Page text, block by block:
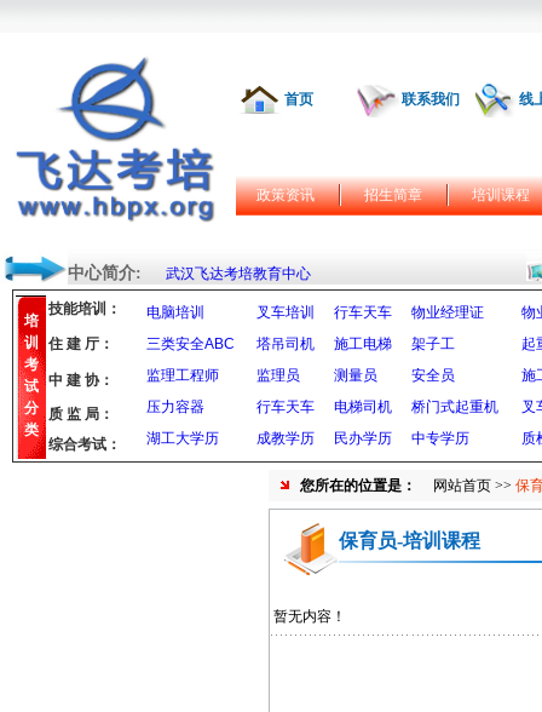
首页 联系我们 线
政策资讯 招生简章 培训课程
中心简介: 武汉飞达考培教育中心
培
训
考
试
分
类
技能培训： 电脑培训 叉车培训 行车天车 物业经理证
物
三类安全ABC
塔吊司机 施工电梯 架子工
起
监理工程师
监理员 测量员 安全员
施
压力容器
行车天车 电梯司机 桥门式起重机
叉
湖工大学历
成教学历 民办学历 中专学历 质
住 建 厅：
中 建 协：
质 监 局：
综合考试：
您所在的位置是： 网站首页 >> 保
保育员-培训课程
暂无内容！